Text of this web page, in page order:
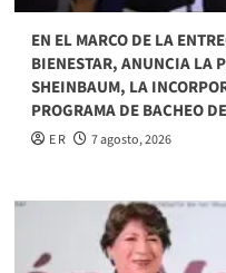
EN EL MARCO DE LA
BIENESTAR, ANUNCIA LA
SHEINBAUM, LA
PROGRAMA DE BACHEO
E R 7 agosto, 2026